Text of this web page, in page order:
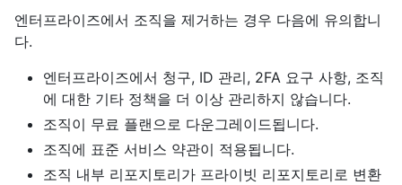
엔터프라이즈에서 조직을 제거하는 경우 다음에 유의합니
다.
엔터프라이즈에서 청구, ID 관리, 2FA 요구 사항, 조직
에 대한 기타 정책을 더 이상 관리하지 않습니다.
조직이 무료 플랜으로 다운그레이드됩니다.
조직에 표준 서비스 약관이 적용됩니다.
조직 내부 리포지토리가 프라이빗 리포지토리로 변환